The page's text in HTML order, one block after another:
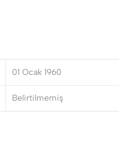
01 Ocak 1960
Belirtilmemiş